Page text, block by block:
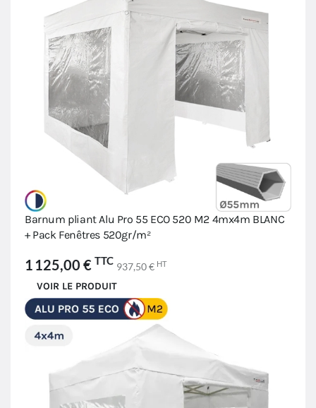
Barnum pliant Alu Pro 55 ECO 520 M2 4mx4m BLANC
+ Pack Fenêtres 520gr/m²
1 125,00 € TTC 937,50 € HT
VOIR LE PRODUIT